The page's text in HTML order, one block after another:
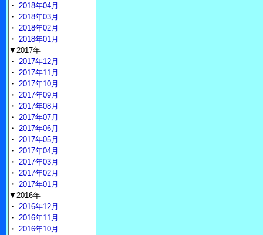
・ 2018年04月
・ 2018年03月
・ 2018年02月
・ 2018年01月
▼2017年
・ 2017年12月
・ 2017年11月
・ 2017年10月
・ 2017年09月
・ 2017年08月
・ 2017年07月
・ 2017年06月
・ 2017年05月
・ 2017年04月
・ 2017年03月
・ 2017年02月
・ 2017年01月
▼2016年
・ 2016年12月
・ 2016年11月
・ 2016年10月